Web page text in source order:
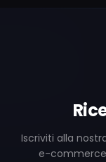
Iscriviti alla
e-